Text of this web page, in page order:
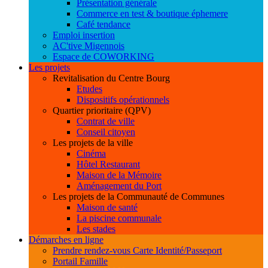
Présentation générale
Commerce en test & boutique éphemere
Café tendance
Emploi insertion
AC'tive Migennois
Espace de COWORKING
Les projets
Revitalisation du Centre Bourg
Etudes
Dispositifs opérationnels
Quartier prioritaire (QPV)
Contrat de ville
Conseil citoyen
Les projets de la ville
Cinéma
Hôtel Restaurant
Maison de la Mémoire
Aménagement du Port
Les projets de la Communauté de Communes
Maison de santé
La piscine communale
Les stades
Démarches en ligne
Prendre rendez-vous Carte Identité/Passeport
Portail Famille